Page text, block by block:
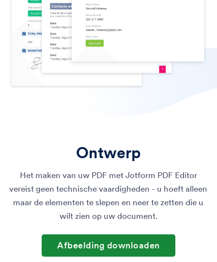
Ontwerp
Het maken van uw PDF met Jotform PDF Editor
vereist geen technische vaardigheden - u hoeft alleen
maar de elementen te slepen en neer te zetten die u
wilt zien op uw document.
Afbeelding downloaden